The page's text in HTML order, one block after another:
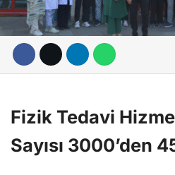
Fizik Tedavi
Sayısı 3000’den